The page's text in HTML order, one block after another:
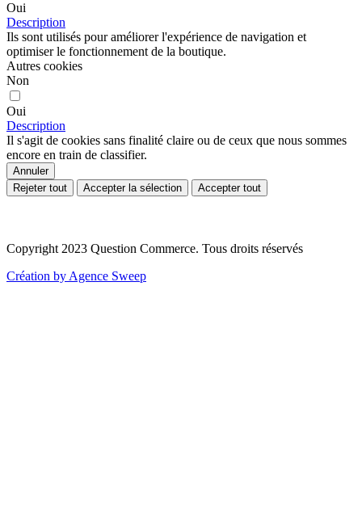
Oui
Description
Ils sont utilisés pour améliorer l'expérience de navigation et
optimiser le fonctionnement de la boutique.
Autres cookies
Non
Oui
Description
Il s'agit de cookies sans finalité claire ou de ceux que nous sommes
encore en train de classifier.
Annuler
Rejeter tout
Accepter la sélection Accepter tout
Copyright 2023 Question Commerce. Tous droits réservés
Création by Agence Sweep